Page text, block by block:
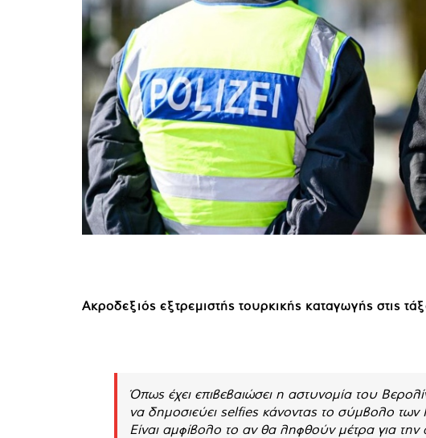
Ακροδεξιός εξτρεμιστής τουρκικής καταγωγής στις
Όπως έχει επιβεβαιώσει η αστυνομία του
να δημοσιεύει selfies κάνοντας το σύμβολο των
Είναι αμφίβολο το αν θα ληφθούν μέτρα για